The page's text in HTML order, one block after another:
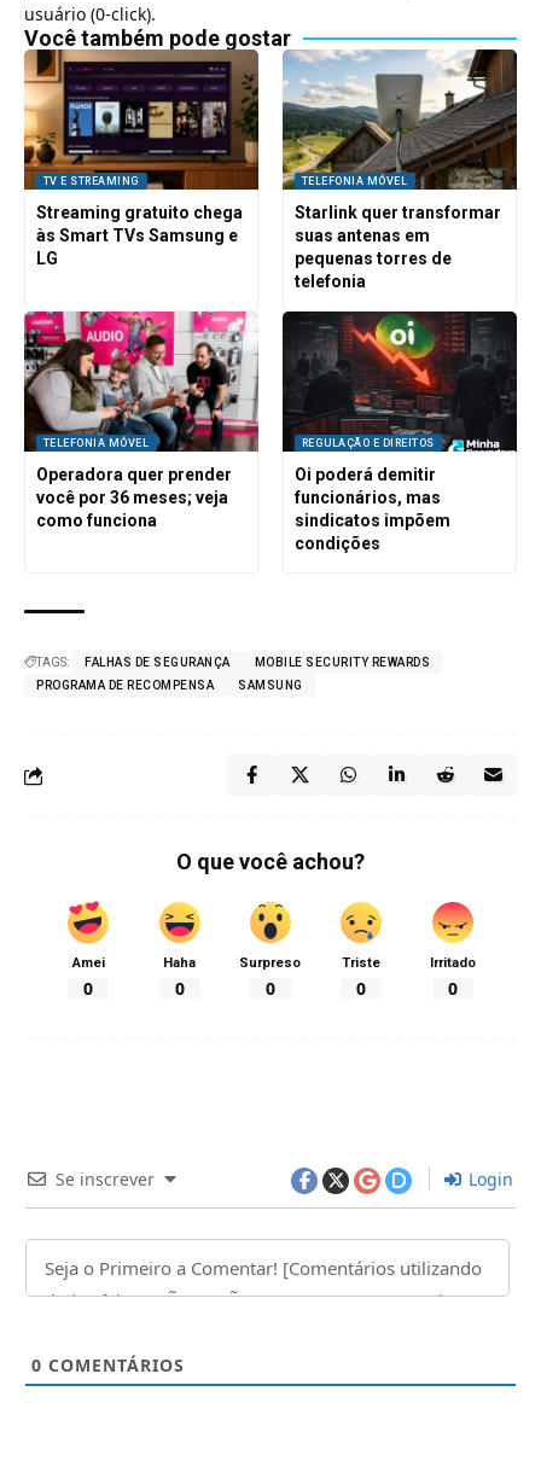
usuário (0-click).
Você também pode gostar
TV E STREAMING
Streaming gratuito chega
às Smart TVs Samsung e
LG
TELEFONIA MÓVEL
Starlink quer transformar
suas antenas em
pequenas torres de
telefonia
TELEFONIA MÓVEL
Operadora quer prender
você por 36 meses; veja
como funciona
REGULAÇÃO E DIREITOS
Oi poderá demitir
funcionários, mas
sindicatos impõem
condições
TAGS: FALHAS DE SEGURANÇA
MOBILE SECURITY REWARDS
PROGRAMA DE RECOMPENSA
SAMSUNG
O que você achou?
Amei
0
Haha
0
Surpreso
0
Triste
0
Irritado
0
Se inscrever Login
0 COMENTÁRIOS